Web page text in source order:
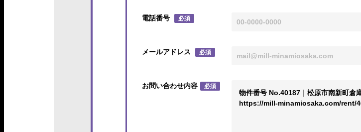
電話番号 必須
メールアドレス 必須
お問い合わせ内容 必須